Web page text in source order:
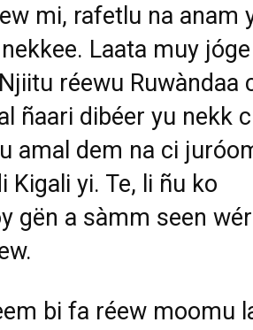
mi, rafetlu na anam
Laata muy
réewu Ruwàndaa
ñaari dibéer yu nekk
amal dem na ci
Kigali yi. Te, li ñu ko
gën a sàmm seen
bi fa réew moomu